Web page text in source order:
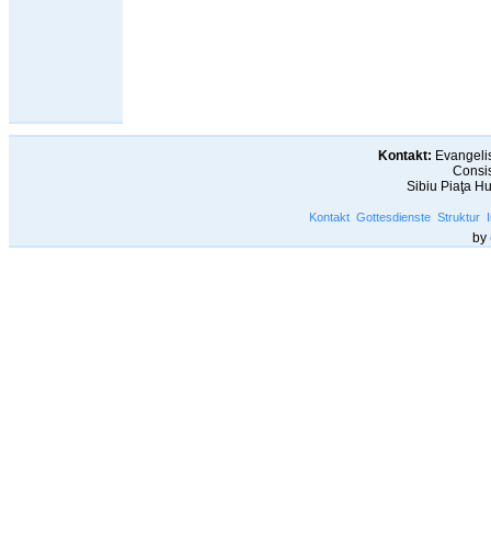
Kontakt:
Sibiu Piaţa
Kontakt Gottesdienste Struktur
by